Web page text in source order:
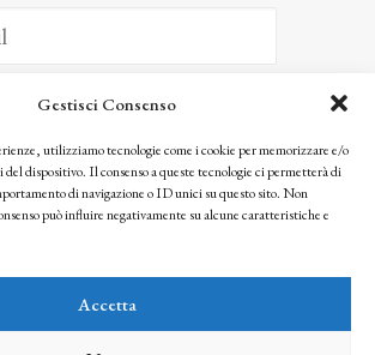
Gestisci Consenso
utilizziamo tecnologie come i cookie per memorizzare e/o
dispositivo. Il consenso a queste tecnologie ci permetterà di
di navigazione o ID unici su questo sito. Non
può influire negativamente su alcune caratteristiche e
Accetta
ISCRIVITI
riconosci che le tue informazioni saranno trattate
Policy
All right reserved
proprietari dei diritti e dell’Istituto Matteucci